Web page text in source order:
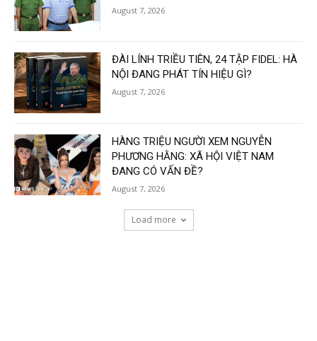
August 7, 2026
ĐÀI LÍNH TRIỀU TIÊN, 24 TẬP FIDEL: HÀ
NỘI ĐANG PHÁT TÍN HIỆU GÌ?
August 7, 2026
HÀNG TRIỆU NGƯỜI XEM NGUYỄN
PHƯƠNG HẰNG: XÃ HỘI VIỆT NAM
ĐANG CÓ VẤN ĐỀ?
August 7, 2026
Load more